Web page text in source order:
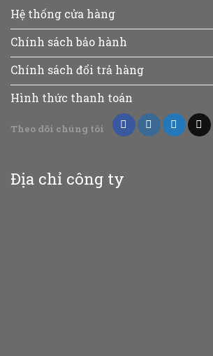
Hệ thống cửa hàng
Chính sách bảo hành
Chính sách đổi trả hàng
Hình thức thanh toán
Theo dõi chúng tôi
Địa chỉ công ty